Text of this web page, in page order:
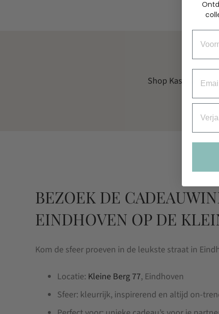
Shop Kascha-C
BEZOEK DE
EINDHOVEN OP DE
Kom de sfeer proeven in de leukste straat in
Locatie: Kleine Berg 77, Eindhoven
Sfeer: kleurrijk, inspirerend en altijd on-